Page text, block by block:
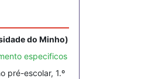
do Minho)
especificos
pré-escolar, 1.º